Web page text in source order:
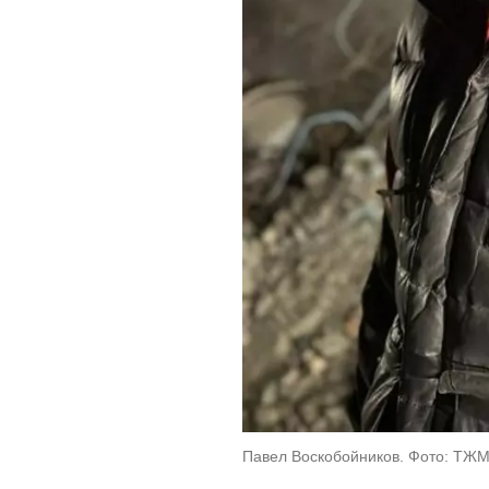
Павел Воскобойников. Фото: ТЖМ